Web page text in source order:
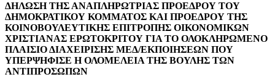
ΔΗΛΩΣH ΤΗΣ ΑΝΑΠΛΗΡΩΤΡΙΑΣ ΠΡΟΕΔΡΟΥ ΤΟΥ
ΔΗΜΟΚΡΑΤΙΚΟΥ ΚΟΜΜΑΤΟΣ ΚΑΙ ΠΡΟΕΔΡΟΥ ΤΗΣ
ΚΟΙΝΟΒΟΥΛΕΥΤΙΚΗΣ ΕΠΙΤΡΟΠΗΣ ΟΙΚΟΝΟΜΙΚΩΝ
ΧΡΙΣΤΙΑΝΑΣ ΕΡΩΤΟΚΡΙΤΟΥ ΓΙΑ ΤΟ ΟΛΟΚΛΗΡΩΜΕΝΟ
ΠΛΑΙΣΙΟ ΔΙΑΧΕΙΡΙΣΗΣ ΜΕΔ/ΕΚΠΟΙΗΣΕΩΝ ΠΟΥ
ΥΠΕΡΨΗΦΙΣΕ Η ΟΛΟΜΕΛΕΙΑ ΤΗΣ ΒΟΥΛΗΣ ΤΩΝ
ΑΝΤΙΠΡΟΣΩΠΩΝ